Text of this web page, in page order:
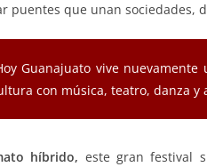
puentes que unan sociedades,
Guanajuato vive
con música, teatro, danza y
híbrido, este gran festival